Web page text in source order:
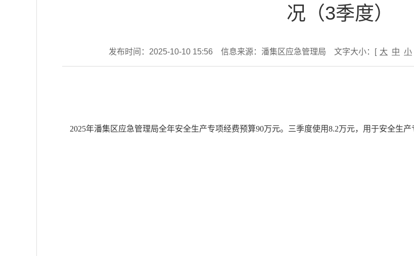
况（3季度）
发布时间：2025-10-10 15:56 信息来源：潘集区应急管理局 文字大小：[ 大 中 小
2025年潘集区应急管理局全年安全生产专项经费预算90万元。三季度使用8.2万元，用于安全生产